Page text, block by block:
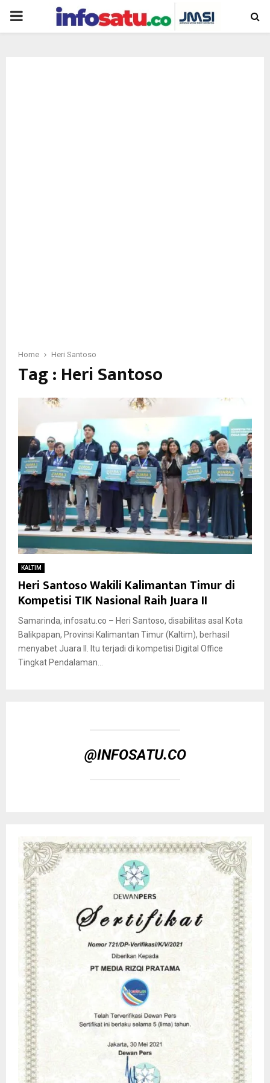
PRIMARY
Home Heri Santoso
Tag : Heri Santoso
KALTIM
Heri Santoso Wakili Kalimantan Timur di
Kompetisi TIK Nasional Raih Juara II
Samarinda, infosatu.co – Heri Santoso, disabilitas asal Kota
Balikpapan, Provinsi Kalimantan Timur (Kaltim), berhasil
menyabet Juara II. Itu terjadi di kompetisi Digital Office
Tingkat Pendalaman...
@INFOSATU.CO